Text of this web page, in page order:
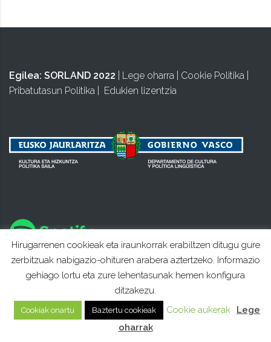
Egilea: SORLAND 2022 Lege oharra Cookie Politika
Pribatutasun Politika
Edukien lizentzia
Hirugarrenen cookieak eta iraunkorrak erabiltzen ditugu gure
zerbitzuak nabigazio-ohituren arabera aztertzeko. Informazio
gehiago lortu eta zure lehentasunak hemen konfigura
ditzakezu.
Cookiak onartu Baztertu cookieak Cookie aukerak
Lege
oharrak